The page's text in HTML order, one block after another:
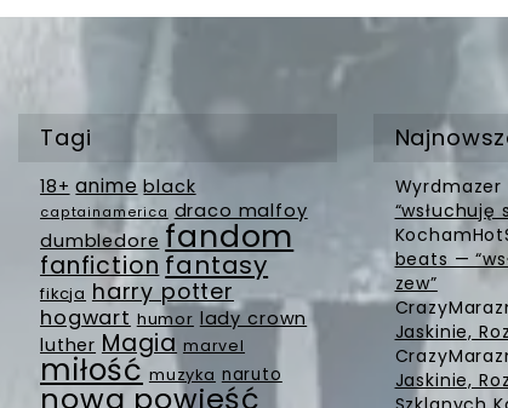
Tagi
18+ anime black
captainamerica draco malfoy
dumbledore fandom
fanfiction fantasy
fikcja harry potter
hogwart humor lady crown
luther Magia marvel
miłość muzyka naruto
nowa powieść
Wyrdmazer
“wsłuchuję
beats —
zew”
Jaskinie,
Jaskinie,